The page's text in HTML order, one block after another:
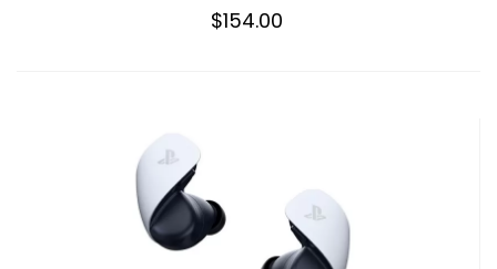
$154.00